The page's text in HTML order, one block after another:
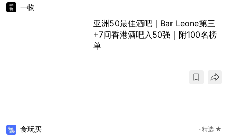
一物
亚洲50最佳酒吧｜Bar Leone第三
+7间香港酒吧入50强｜附100名榜
单
食玩买 精选 ★